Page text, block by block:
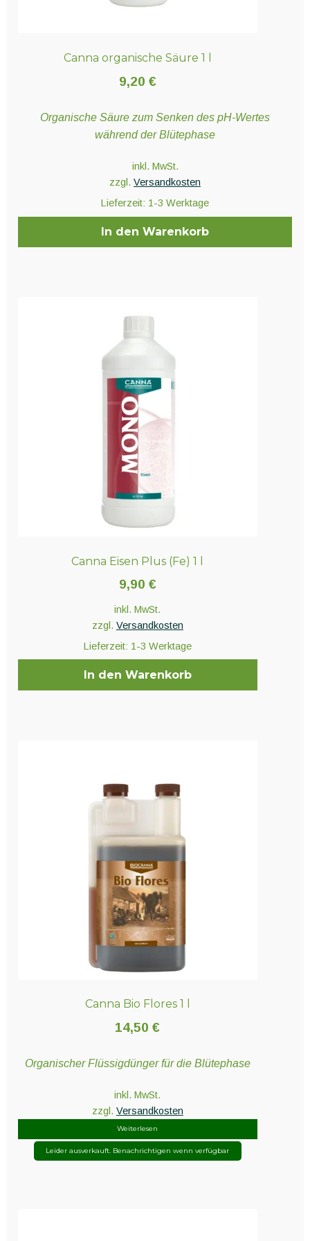
Canna organische Säure 1 l
9,20 €
Organische Säure zum Senken des pH-Wertes
während der Blütephase
inkl. MwSt.
zzgl. Versandkosten
Lieferzeit: 1-3 Werktage
In den Warenkorb
Canna Eisen Plus (Fe) 1 l
9,90 €
inkl. MwSt.
zzgl. Versandkosten
Lieferzeit: 1-3 Werktage
In den Warenkorb
Canna Bio Flores 1 l
14,50€
Organischer Flüssigdünger für die Blütephase
inkl. MwSt.
zzgl. Versandkosten
Weiterlesen
Leider ausverkauft. Benachrichtigen wenn verfügbar